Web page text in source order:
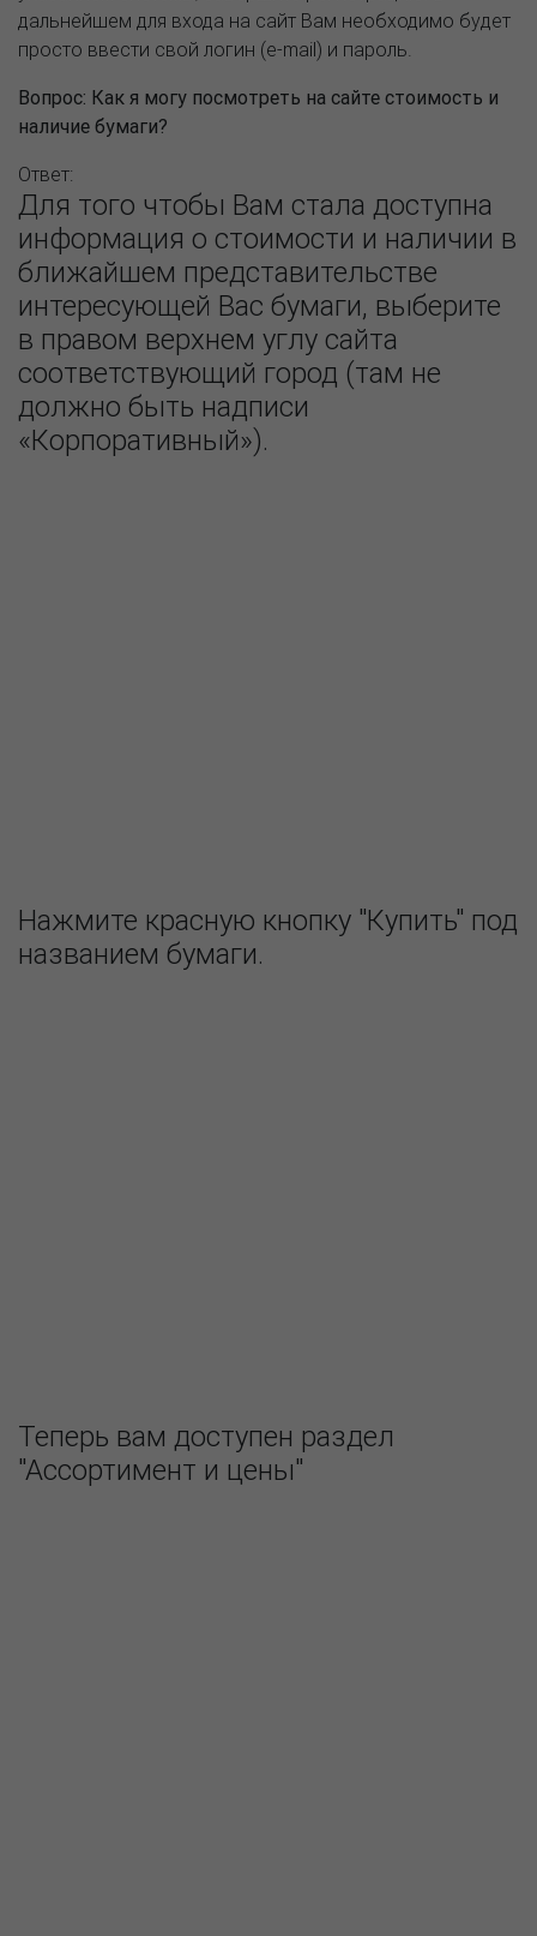
дальнейшем для входа на сайт Вам необходимо будет
просто ввести свой логин (e-mail) и пароль.
Вопрос: Как я могу посмотреть на сайте стоимость и
наличие бумаги?
Ответ:
Для того чтобы Вам стала доступна
информация о стоимости и наличии в
ближайшем представительстве
интересующей Вас бумаги, выберите
в правом верхнем углу сайта
соответствующий город (там не
должно быть надписи
«Корпоративный»).
Нажмите красную кнопку "Купить" под
названием бумаги.
Теперь вам доступен раздел
"Ассортимент и цены"